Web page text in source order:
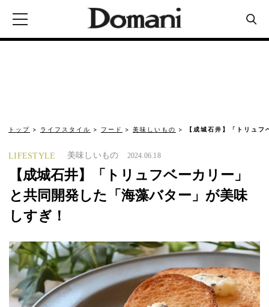
トップ ライフスタイル フード 美味しいもの 【成城石井】「トリュ
LIFESTYLE 美味しいもの 2024.06.18
【成城石井】「トリュフベーカリー」
と共同開発した「海藻バター」が美味
しすぎ！